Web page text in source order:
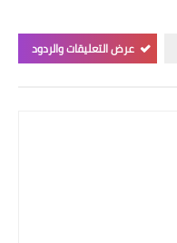
عرض التعليقات والردود